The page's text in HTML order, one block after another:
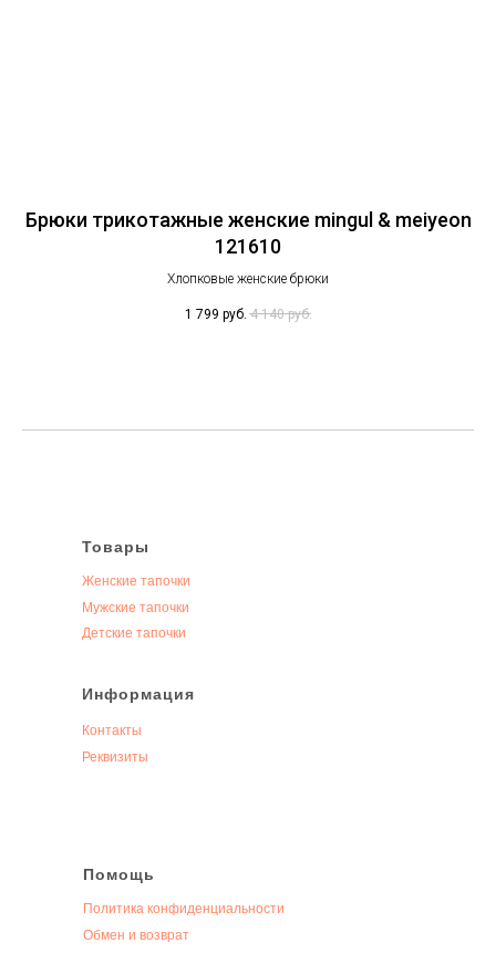
Брюки трикотажные женские mingul & meiyeon
121610
Хлопковые женские брюки
1 799 руб. 4 140 руб.
Товары
Женские тапочки
Мужские тапочки
Детские тапочки
Информация
Контакты
Реквизиты
Помощь
Политика конфиденциальности
Обмен и возврат